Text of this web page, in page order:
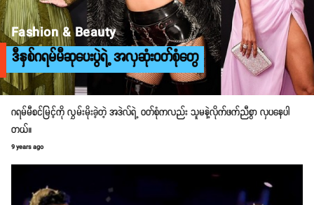
Fashion & Beauty
ဒီနှစ်ဂရမ်မီဆုပေးပွဲရဲ့ အလှဆုံးဝတ်စုံတွေ
ဂရမ်မီစင်မြင့်ကို လွှမ်းမိုးခဲ့တဲ့ အဒဲလ်ရဲ့ ဝတ်စုံကလည်း သူမနဲ့လိုက်ဖက်ညီစွာ လှပနေပါ
တယ်။
9 years ago